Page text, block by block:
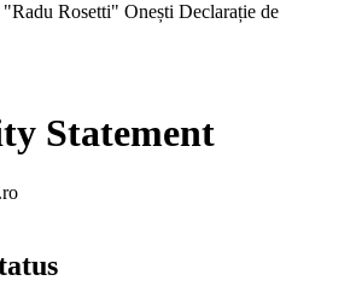
Rosetti" Onești Declarație de
Statement